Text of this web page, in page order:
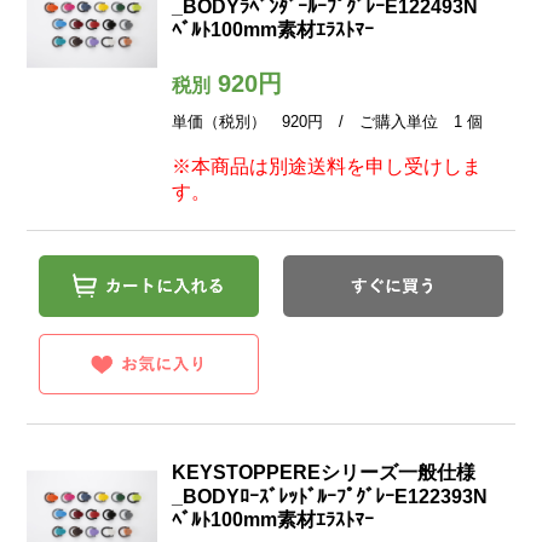
_BODYﾗﾍﾞﾝﾀﾞｰﾙｰﾌﾟｸﾞﾚｰE122493N
ﾍﾞﾙﾄ100mm素材ｴﾗｽﾄﾏｰ
税別920円
単価（税別） 920円 / ご購入単位 1 個
※本商品は別途送料を申し受けしま
す。
KEYSTOPPEREシリーズ一般仕様
_BODYﾛｰｽﾞﾚｯﾄﾞﾙｰﾌﾟｸﾞﾚｰE122393N
ﾍﾞﾙﾄ100mm素材ｴﾗｽﾄﾏｰ